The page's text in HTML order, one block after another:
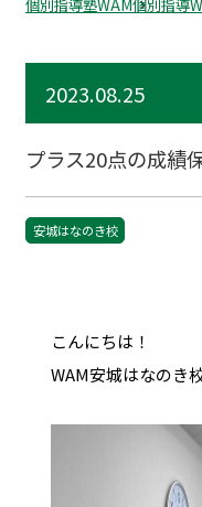
2023.08.25
プラス20点の成績
安城はなのき校
こんにちは！
WAM安城はなのき